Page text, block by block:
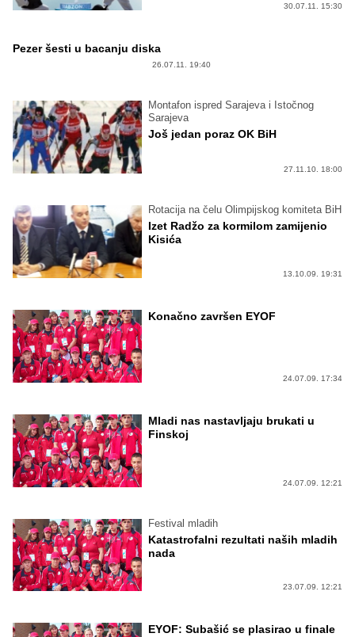
30.07.11. 15:30
Pezer šesti u bacanju diska
26.07.11. 19:40
Montafon ispred Sarajeva i Istočnog
Sarajeva
Još jedan poraz OK BiH
27.11.10. 18:00
Rotacija na čelu Olimpijskog komiteta BiH
Izet Radžo za kormilom zamijenio
Kisića
13.10.09. 19:31
Konačno završen EYOF
24.07.09. 17:34
Mladi nas nastavljaju brukati u
Finskoj
24.07.09. 12:21
Festival mladih
Katastrofalni rezultati naših mladih
nada
23.07.09. 12:21
EYOF: Subašić se plasirao u finale